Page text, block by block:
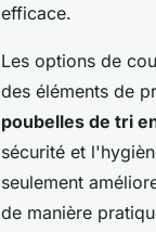
efficace.
Les options de
des éléments de
poubelles de tri
sécurité et
seulement
de manière